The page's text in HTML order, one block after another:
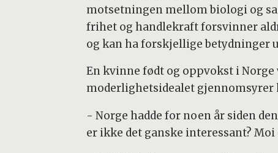
motsetningen mellom biologi og
frihet og handlekraft forsvinner
og kan ha forskjellige betydninger
En kvinne født og oppvokst i
moderlighetsidealet gjennomsyrer
- Norge hadde for noen år siden
er ikke det ganske interessant?